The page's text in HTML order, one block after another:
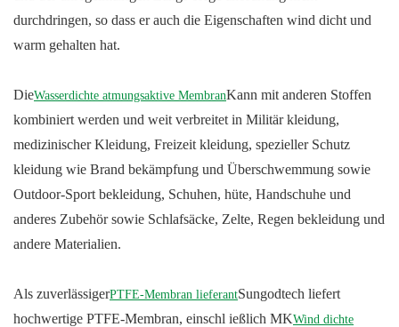
durchdringen, so dass er auch die Eigenschaften wind dicht und
warm gehalten hat.
DieWasserdichte atmungsaktive MembranKann mit anderen Stoffen
kombiniert werden und weit verbreitet in Militär kleidung,
medizinischer Kleidung, Freizeit kleidung, spezieller Schutz
kleidung wie Brand bekämpfung und Überschwemmung sowie
Outdoor-Sport bekleidung, Schuhen, hüte, Handschuhe und
anderes Zubehör sowie Schlafsäcke, Zelte, Regen bekleidung und
andere Materialien.
Als zuverlässigerPTFE-Membran lieferantSungodtech liefert
hochwertige PTFE-Membran, einschl ießlich MKWind dichte